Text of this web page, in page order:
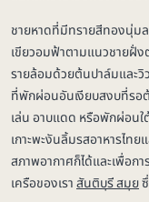
ชายหาดที่มีทรายสีทองนุ่มล
เขียวอมฟ้าตามแนวชายฝั่
รายล้อมด้วยต้นปาล์มและวิ
ที่พักผ่อนอันเงียบสงบที่รอ
เล่น อาบแดด หรือพักผ่อนใ
เกาะพะงันลิ้มรสอาหารไท
สภาพอากาศก็ได้และเพื่อก
เครือของเรา สันติบุรี สมุย